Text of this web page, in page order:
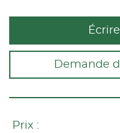
Demande
Prix :